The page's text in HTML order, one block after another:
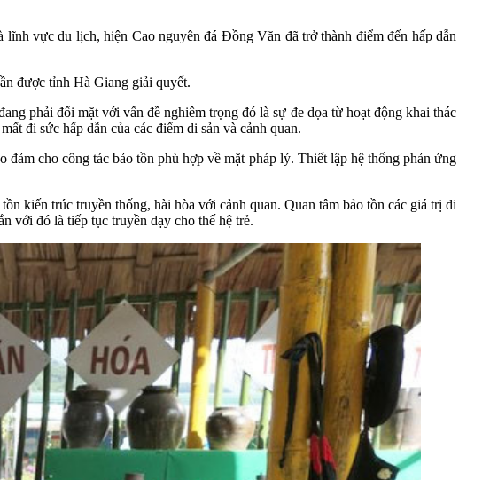
vực du lịch, hiện Cao nguyên đá Đồng Văn đã trở thành điểm đến hấp dẫn
được tỉnh Hà Giang giải quyết.
phải đối mặt với vấn đề nghiêm trọng đó là sự đe dọa từ hoạt động khai thác
đi sức hấp dẫn của các điểm di sản và cảnh quan.
cho công tác bảo tồn phù hợp về mặt pháp lý. Thiết lập hệ thống phản ứng
kiến trúc truyền thống, hài hòa với cảnh quan. Quan tâm bảo tồn các giá trị di
với đó là tiếp tục truyền dạy cho thế hệ trẻ.